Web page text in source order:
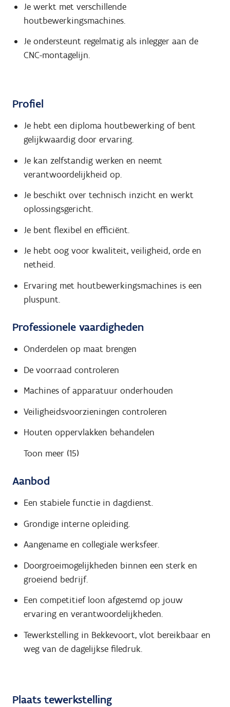
Je werkt met verschillende
houtbewerkingsmachines.
Je ondersteunt regelmatig als inlegger aan de
CNC-montagelijn.
Profiel
Je hebt een diploma houtbewerking of bent
gelijkwaardig door ervaring.
Je kan zelfstandig werken en neemt
verantwoordelijkheid op.
Je beschikt over technisch inzicht en werkt
oplossingsgericht.
Je bent flexibel en efficiënt.
Je hebt oog voor kwaliteit, veiligheid, orde en
netheid.
Ervaring met houtbewerkingsmachines is een
pluspunt.
Professionele vaardigheden
Onderdelen op maat brengen
De voorraad controleren
Machines of apparatuur onderhouden
Veiligheidsvoorzieningen controleren
Houten oppervlakken behandelen
Toon meer (15)
Aanbod
Een stabiele functie in dagdienst.
Grondige interne opleiding.
Aangename en collegiale werksfeer.
Doorgroeimogelijkheden binnen een sterk en
groeiend bedrijf.
Een competitief loon afgestemd op jouw
ervaring en verantwoordelijkheden.
Tewerkstelling in Bekkevoort, vlot bereikbaar en
weg van de dagelijkse filedruk.
Plaats tewerkstelling